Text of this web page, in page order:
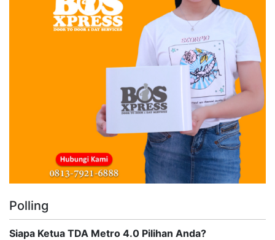
Polling
Siapa Ketua TDA Metro 4.0 Pilihan Anda?